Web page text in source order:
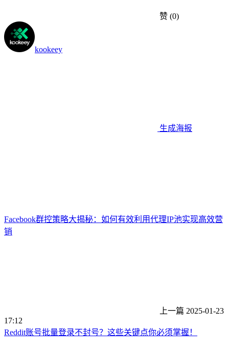
赞 (0)
kookeey
生成海报
Facebook群控策略大揭秘：如何有效利用代理IP池实现高效营
销
上一篇 2025-01-23
17:12
Reddit账号批量登录不封号？这些关键点你必须掌握！